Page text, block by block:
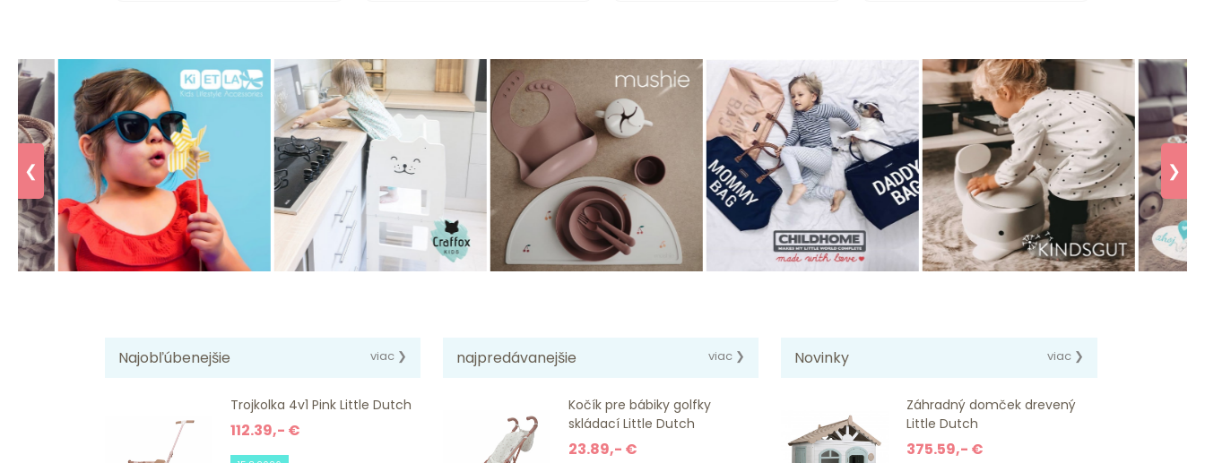
❮ ❯
Najobľúbenejšie viac ❯
Trojkolka 4v1 Pink Little Dutch
112.39,- €
najpredávanejšie viac ❯
Kočík pre bábiky golfky
skládací Little Dutch
23.89,- €
Novinky viac ❯
Záhradný domček drevený
Little Dutch
375.59,- €